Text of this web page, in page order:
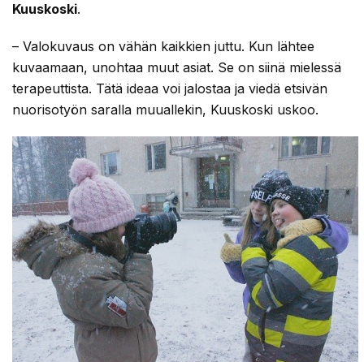
Kuuskoski.
– Valokuvaus on vähän kaikkien juttu. Kun lähtee
kuvaamaan, unohtaa muut asiat. Se on siinä mielessä
terapeuttista. Tätä ideaa voi jalostaa ja viedä etsivän
nuorisotyön saralla muuallekin, Kuuskoski uskoo.